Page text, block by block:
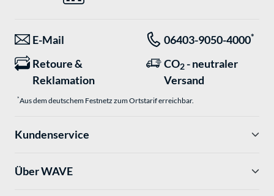
E-Mail 06403-9050-4000*
Retoure &
Reklamation
CO2 - neutraler
Versand
*Aus dem deutschem Festnetz zum Ortstarif erreichbar.
Kundenservice
Über WAVE